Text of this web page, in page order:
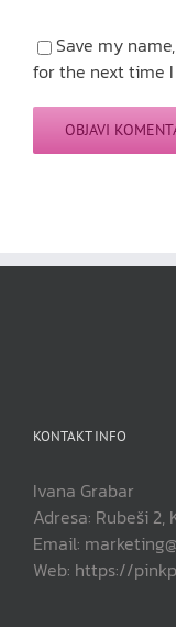
Save my
for the next time
KONTAKT INFO
Ivana Grabar
Adresa: Rubeši 2,
Email:
Web: https://